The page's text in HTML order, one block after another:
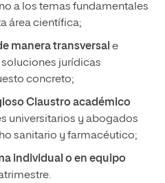
a los temas fundamentales
área científica;
manera transversal e
jurídicas
concreto;
Claustro académico
universitarios y abogados
sanitario y farmacéutico;
individual o en equipo